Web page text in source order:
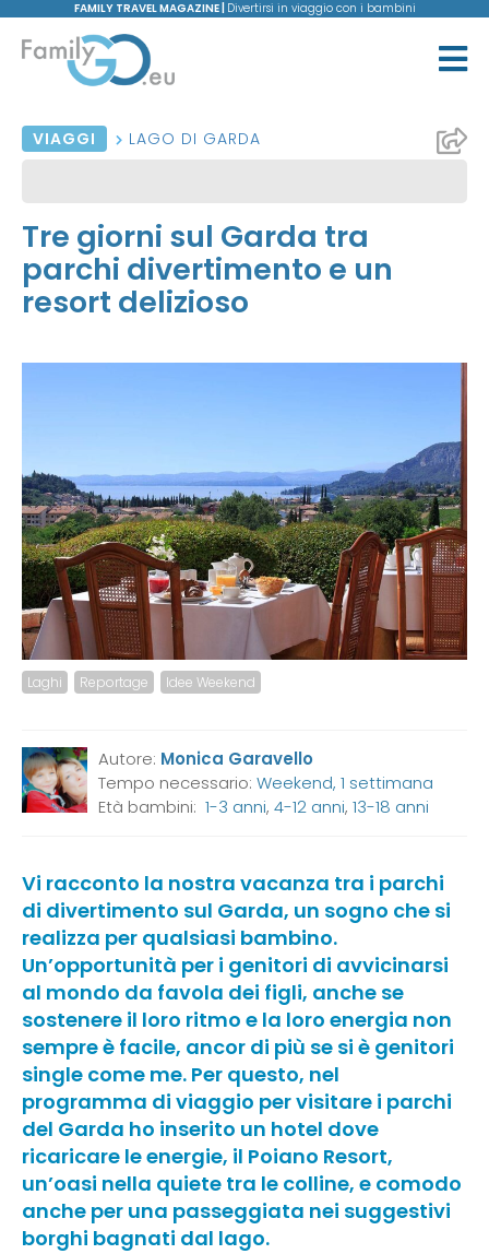
FAMILY TRAVEL MAGAZINE | Divertirsi in viaggio con i bambini
VIAGGI LAGO DI GARDA
Tre giorni sul Garda tra
parchi divertimento e un
resort delizioso
Laghi Reportage Idee Weekend
Autore: Monica Garavello
Tempo necessario: Weekend, 1 settimana
Età bambini: 1-3 anni, 4-12 anni, 13-18 anni
Vi racconto la nostra vacanza tra i parchi
di divertimento sul Garda, un sogno che si
realizza per qualsiasi bambino.
Un’opportunità per i genitori di avvicinarsi
al mondo da favola dei figli, anche se
sostenere il loro ritmo e la loro energia non
sempre è facile, ancor di più se si è genitori
single come me. Per questo, nel
programma di viaggio per visitare i parchi
del Garda ho inserito un hotel dove
ricaricare le energie, il Poiano Resort,
un’oasi nella quiete tra le colline, e comodo
anche per una passeggiata nei suggestivi
borghi bagnati dal lago.